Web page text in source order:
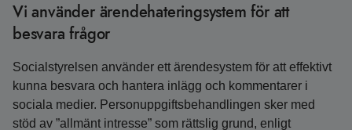
Vi använder ärendehateringsystem för att
besvara frågor
Socialstyrelsen använder ett ärendesystem för att effektivt
kunna besvara och hantera inlägg och kommentarer i
sociala medier. Personuppgiftsbehandlingen sker med
stöd av ”allmänt intresse” som rättslig grund, enligt